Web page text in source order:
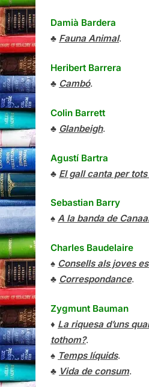
Damià Bardera
♣ Fauna Animal.
Heribert Barrera
♣ Cambó.
Colin Barrett
♣ Glanbeigh.
Agustí Bartra
♣ El gall canta per
Sebastian Barry
♠ A la banda de
Charles Baudelaire
♠ Consells als joves
♣ Correspondance.
Zygmunt Bauman
♦ La riquesa d’uns
tothom?.
♠ Temps líquids.
♣ Vida de consum.